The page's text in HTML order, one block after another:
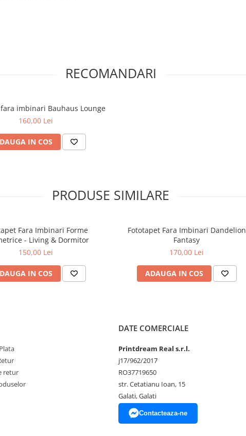
RECOMANDARI
imbinari Bauhaus Lounge
160,00 Lei
IN COS
PRODUSE SIMILARE
Fara Imbinari Forme
- Living & Dormitor
150,00 Lei
IN COS
Fototapet Fara Imbinari Dandelion
Fantasy
170,00 Lei
ADAUGA IN COS
retur
DATE COMERCIALE
Printdream Real s.r.l.
j17/962/2017
RO37719650
str. Cetatianu Ioan, 15
Galati, Galati
Contacteaza-ne